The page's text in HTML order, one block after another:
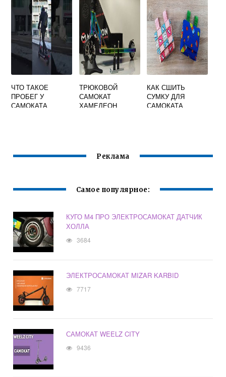
ЧТО ТАКОЕ
ПРОБЕГ У
САМОКАТА
ТРЮКОВОЙ
САМОКАТ
ХАМЕЛЕОН
КАК СШИТЬ
СУМКУ ДЛЯ
САМОКАТА
Реклама
Самое популярное:
КУГО М4 ПРО ЭЛЕКТРОСАМОКАТ ДАТЧИК
ХОЛЛА
3684
ЭЛЕКТРОСАМОКАТ MIZAR KARBID
7717
САМОКАТ WEELZ CITY
9436